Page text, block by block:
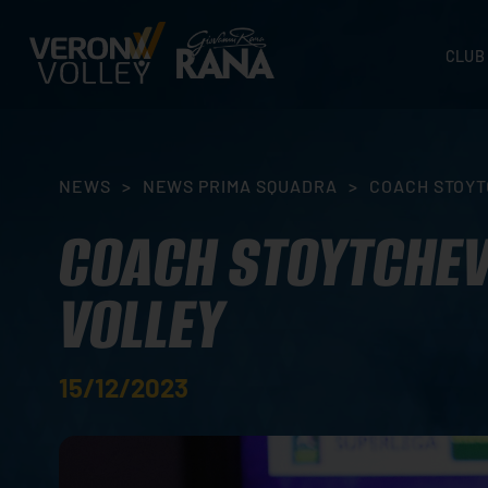
CLUB
NEWS > NEWS PRIMA SQUADRA > COACH
COACH
VOLLEY
15/12/2023